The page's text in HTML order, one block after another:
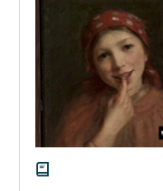
Zasady wykorzystania
Wolnych Lektur
Materiały promocyjne